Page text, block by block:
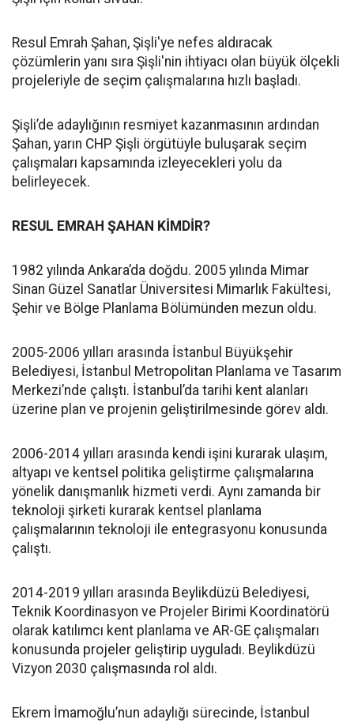
Resul Emrah Şahan, Şişli'ye nefes aldıracak
çözümlerin yanı sıra Şişli'nin ihtiyacı olan büyük ölçekli
projeleriyle de seçim çalışmalarına hızlı başladı.
Şişli’de adaylığının resmiyet kazanmasının ardından
Şahan, yarın CHP Şişli örgütüyle buluşarak seçim
çalışmaları kapsamında izleyecekleri yolu da
belirleyecek.
RESUL EMRAH ŞAHAN KİMDİR?
1982 yılında Ankara’da doğdu. 2005 yılında Mimar
Sinan Güzel Sanatlar Üniversitesi Mimarlık Fakültesi,
Şehir ve Bölge Planlama Bölümünden mezun oldu.
2005-2006 yılları arasında İstanbul Büyükşehir
Belediyesi, İstanbul Metropolitan Planlama ve Tasarım
Merkezi’nde çalıştı. İstanbul’da tarihi kent alanları
üzerine plan ve projenin geliştirilmesinde görev aldı.
2006-2014 yılları arasında kendi işini kurarak ulaşım,
altyapı ve kentsel politika geliştirme çalışmalarına
yönelik danışmanlık hizmeti verdi. Aynı zamanda bir
teknoloji şirketi kurarak kentsel planlama
çalışmalarının teknoloji ile entegrasyonu konusunda
çalıştı.
2014-2019 yılları arasında Beylikdüzü Belediyesi,
Teknik Koordinasyon ve Projeler Birimi Koordinatörü
olarak katılımcı kent planlama ve AR-GE çalışmaları
konusunda projeler geliştirip uyguladı. Beylikdüzü
Vizyon 2030 çalışmasında rol aldı.
Ekrem İmamoğlu’nun adaylığı sürecinde, İstanbul